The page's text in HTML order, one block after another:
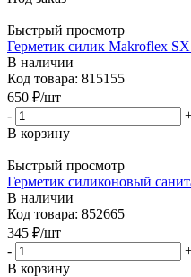
Быстрый просмотр
Герметик силик Makroflex
В наличии
Код товара: 815155
650 ₽/шт
-
В корзину
Быстрый просмотр
Герметик силиконовый
В наличии
Код товара: 852665
345 ₽/шт
-
В корзину